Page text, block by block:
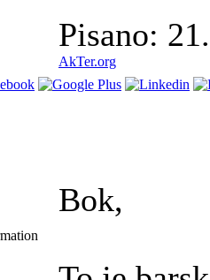
Pisano:
AkTer.org
Bok,